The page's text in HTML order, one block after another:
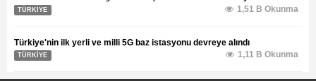
TÜRKİYE 1,51 B Okunma
Türkiye'nin ilk yerli ve milli 5G baz istasyonu devreye alındı
TÜRKİYE 1,11 B Okunma